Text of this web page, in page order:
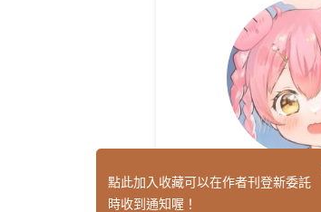
莉比Ribi
點此加入收藏可以在作者刊登新委託
時收到通知喔！